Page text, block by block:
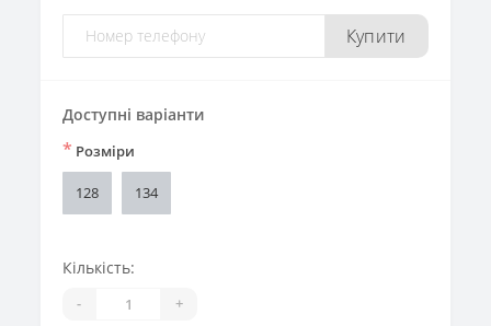
Купити
Доступні варіанти
* Розміри
128 134
Кількість:
- +